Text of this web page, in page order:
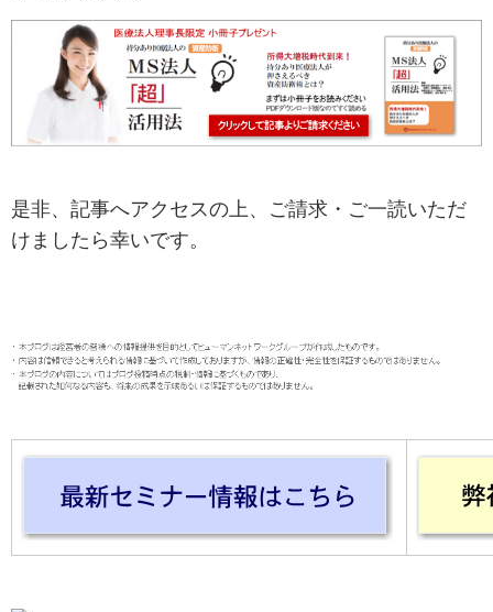
是非、記事へアクセスの上、ご請求・ご一読いただ
けましたら幸いです。